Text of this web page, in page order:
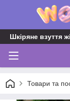
Шкіряне взуття
Товари та